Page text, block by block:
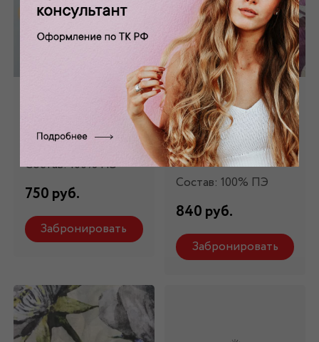
горох Ш-194
Состав: 100% ПЭ
750 руб.
Забронировать
Шифон
искусственный
принтованный
Ш-167
Состав: 100% ПЭ
840 руб.
Забронировать